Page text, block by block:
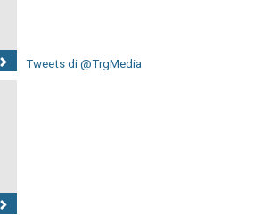
Tweets di @TrgMedia